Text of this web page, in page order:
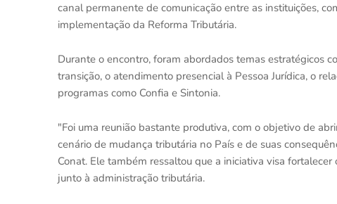
canal permanente de comunicação entre as instituições,
implementação da Reforma Tributária.
Durante o encontro, foram abordados temas estratégicos
transição, o atendimento presencial à Pessoa Jurídica, o
programas como Confia e Sintonia.
"Foi uma reunião bastante produtiva, com o objetivo de
cenário de mudança tributária no País e de suas
Conat. Ele também ressaltou que a iniciativa visa
junto à administração tributária.